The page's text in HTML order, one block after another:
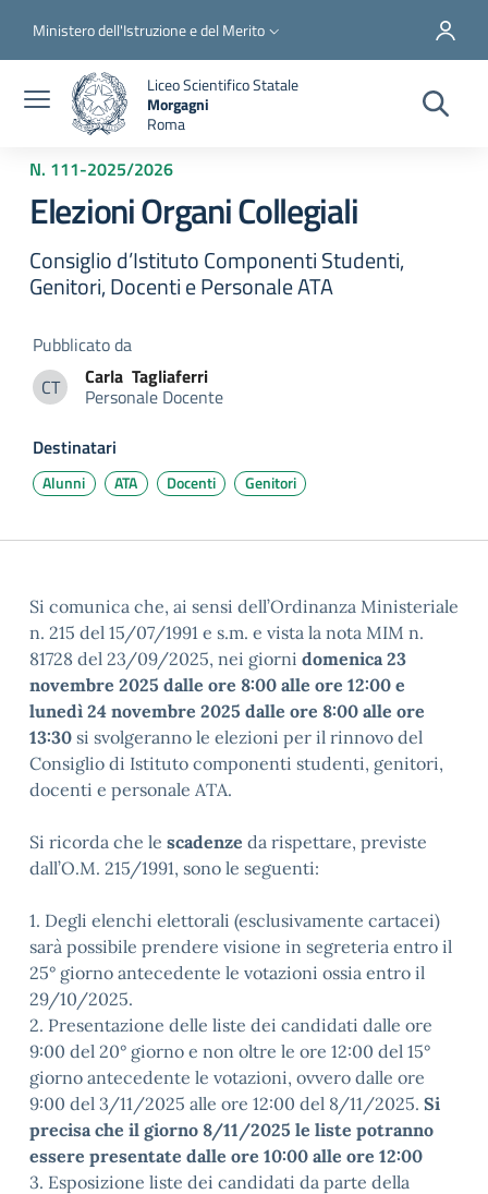
Slim top
Ministero dell'Istruzione e del Merito
Liceo Scientifico Statale
Morgagni
Roma
N. 111-2025/2026
Elezioni Organi Collegiali
Consiglio d’Istituto Componenti Studenti,
Genitori, Docenti e Personale ATA
Pubblicato da
CT
Carla Tagliaferri
Carla Tagliaferri
Personale Docente
Destinatari
Alunni ATA Docenti Genitori
Si comunica che, ai sensi dell’Ordinanza Ministeriale
n. 215 del 15/07/1991 e s.m. e vista la nota MIM n.
81728 del 23/09/2025, nei giorni domenica 23
novembre 2025 dalle ore 8:00 alle ore 12:00 e
lunedì 24 novembre 2025 dalle ore 8:00 alle ore
13:30 si svolgeranno le elezioni per il rinnovo del
Consiglio di Istituto componenti studenti, genitori,
docenti e personale ATA.
Si ricorda che le scadenze da rispettare, previste
dall’O.M. 215/1991, sono le seguenti:
1. Degli elenchi elettorali (esclusivamente cartacei)
sarà possibile prendere visione in segreteria entro il
25° giorno antecedente le votazioni ossia entro il
29/10/2025.
2. Presentazione delle liste dei candidati dalle ore
9:00 del 20° giorno e non oltre le ore 12:00 del 15°
giorno antecedente le votazioni, ovvero dalle ore
9:00 del 3/11/2025 alle ore 12:00 del 8/11/2025. Si
precisa che il giorno 8/11/2025 le liste potranno
essere presentate dalle ore 10:00 alle ore 12:00
3. Esposizione liste dei candidati da parte della